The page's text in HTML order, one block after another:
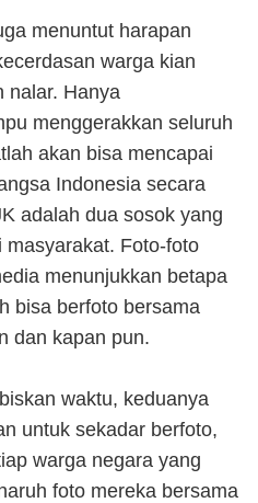
menuntut harapan
warga kian
nalar. Hanya
menggerakkan seluruh
akan bisa mencapai
Indonesia secara
adalah dua sosok yang
Foto-foto
menunjukkan betapa
bisa berfoto bersama
dan kapan pun.
waktu, keduanya
untuk sekadar berfoto,
warga negara yang
foto mereka bersama